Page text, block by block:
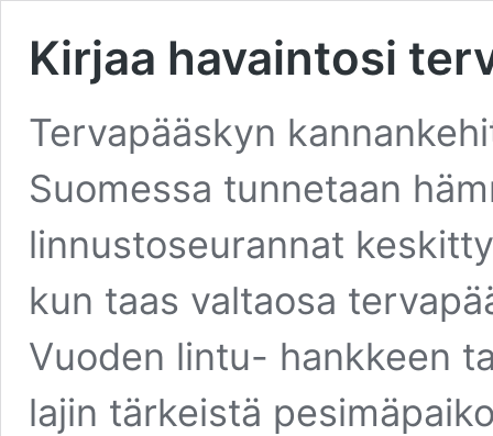
Kirjaa havaintosi
Tervapääskyn
Suomessa tunnetaan
linnustoseurannat
kun taas valtaosa
Vuoden lintu- hankkeen
lajin tärkeistä